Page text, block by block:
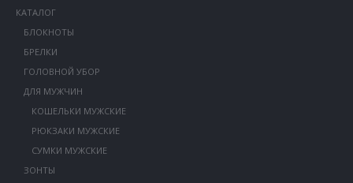
КАТАЛОГ
БЛОКНОТЫ
БРЕЛКИ
ГОЛОВНОЙ УБОР
ДЛЯ МУЖЧИН
КОШЕЛЬКИ МУЖСКИЕ
РЮКЗАКИ МУЖСКИЕ
СУМКИ МУЖСКИЕ
ЗОНТЫ